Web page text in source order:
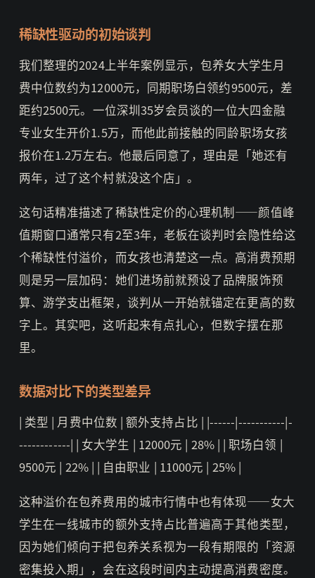
稀缺性驱动的初始谈判
我们整理的2024上半年案例显示，包养女大学生月
费中位数约为12000元，同期职场白领约9500元，差
距约2500元。一位深圳35岁会员谈的一位大四金融
专业女生开价1.5万，而他此前接触的同龄职场女孩
报价在1.2万左右。他最后同意了，理由是「她还有
两年，过了这个村就没这个店」。
这句话精准描述了稀缺性定价的心理机制——颜值峰
值期窗口通常只有2至3年，老板在谈判时会隐性给这
个稀缺性付溢价，而女孩也清楚这一点。高消费预期
则是另一层加码：她们进场前就预设了品牌服饰预
算、游学支出框架，谈判从一开始就锚定在更高的数
字上。其实吧，这听起来有点扎心，但数字摆在那
里。
数据对比下的类型差异
| 类型 | 月费中位数 | 额外支持占比 | |------|-----------|-
------------| | 女大学生 | 12000元 | 28% | | 职场白领 |
9500元 | 22% | | 自由职业 | 11000元 | 25% |
这种溢价在包养费用的城市行情中也有体现——女大
学生在一线城市的额外支持占比普遍高于其他类型，
因为她们倾向于把包养关系视为一段有期限的「资源
密集投入期」，会在这段时间内主动提高消费密度。